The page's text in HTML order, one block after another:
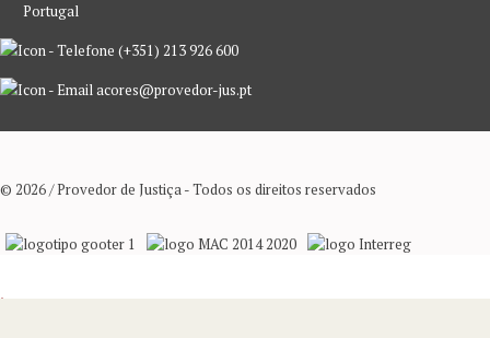
Portugal
(+351) 213 926 600
acores@provedor-jus.pt
© 2026 / Provedor de Justiça - Todos os direitos reservados